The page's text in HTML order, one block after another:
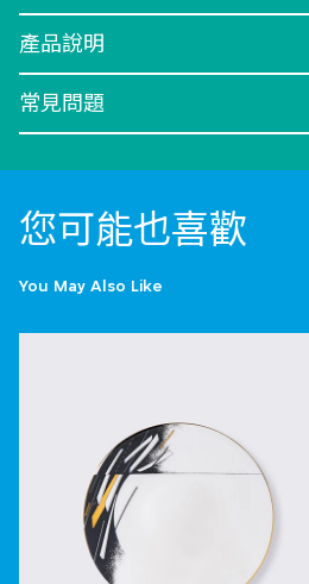
產品說明
常見問題
您可能也喜歡
You May Also Like